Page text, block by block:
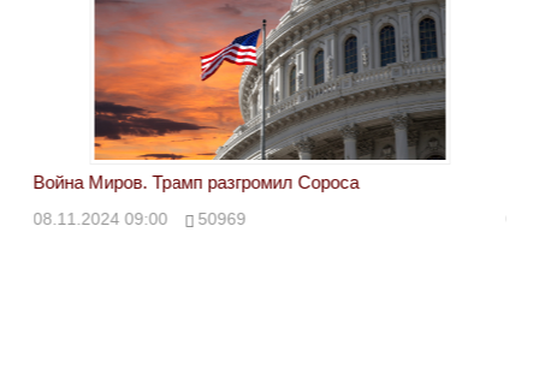
Война Миров. Трамп разгромил Сороса
08.11.2024 09:00 50969